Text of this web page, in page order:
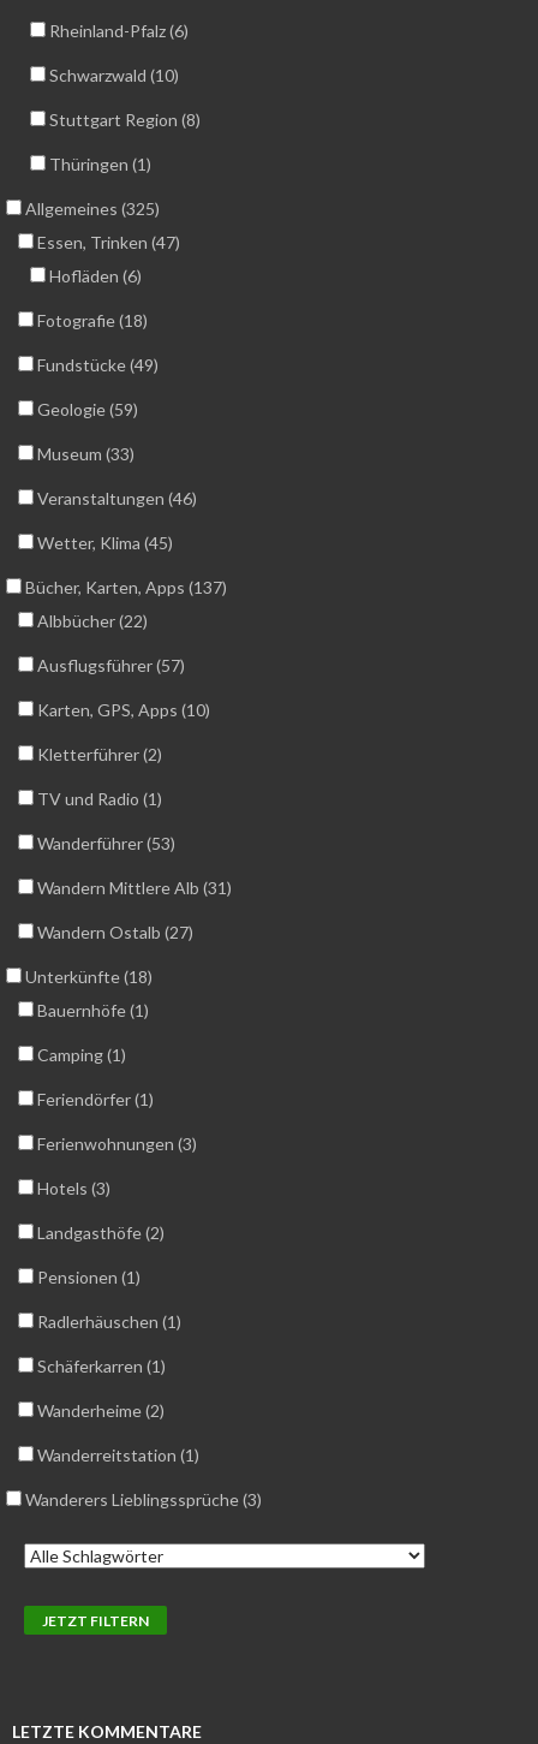
Rheinland-Pfalz (6)
Schwarzwald (10)
Stuttgart Region (8)
Thüringen (1)
Allgemeines (325)
Essen, Trinken (47)
Hofläden (6)
Fotografie (18)
Fundstücke (49)
Geologie (59)
Museum (33)
Veranstaltungen (46)
Wetter, Klima (45)
Bücher, Karten, Apps (137)
Albbücher (22)
Ausflugsführer (57)
Karten, GPS, Apps (10)
Kletterführer (2)
TV und Radio (1)
Wanderführer (53)
Wandern Mittlere Alb (31)
Wandern Ostalb (27)
Unterkünfte (18)
Bauernhöfe (1)
Camping (1)
Feriendörfer (1)
Ferienwohnungen (3)
Hotels (3)
Landgasthöfe (2)
Pensionen (1)
Radlerhäuschen (1)
Schäferkarren (1)
Wanderheime (2)
Wanderreitstation (1)
Wanderers Lieblingssprüche (3)
LETZTE KOMMENTARE